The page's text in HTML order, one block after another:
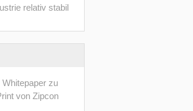
relativ stabil
zu
von Zipcon